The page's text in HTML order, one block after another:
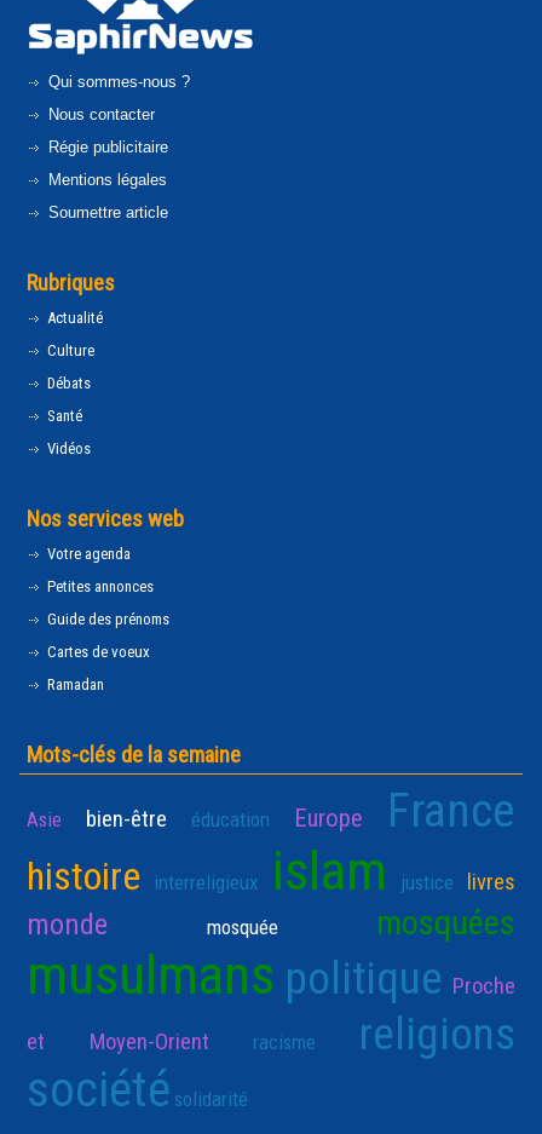
Qui sommes-nous ?
Nous contacter
Régie publicitaire
Mentions légales
Soumettre article
Rubriques
Actualité
Culture
Débats
Santé
Vidéos
Nos services web
Votre agenda
Petites annonces
Guide des prénoms
Cartes de voeux
Ramadan
Mots-clés de la semaine
Asie bien-être éducation Europe France
histoire interreligieux islam justice livres
monde mosquée mosquées
musulmans politique Proche
et Moyen-Orient racisme religions
société solidarité